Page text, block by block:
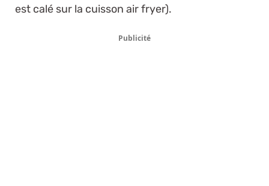
est calé sur la cuisson air fryer).
Publicité